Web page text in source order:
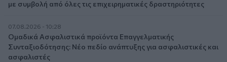
με συμβολή από όλες τις επιχειρηματικές δραστηριότητες
07.08.2026 - 10:28
Ομαδικά Ασφαλιστικά προϊόντα Επαγγελματικής
Συνταξιοδότησης: Νέο πεδίο ανάπτυξης για ασφαλιστικές και
ασφαλιστές